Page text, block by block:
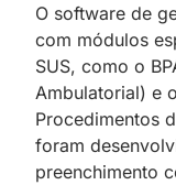
O software de
com módulos
SUS, como o
Ambulatorial) e
Procedimentos
foram
preenchimento